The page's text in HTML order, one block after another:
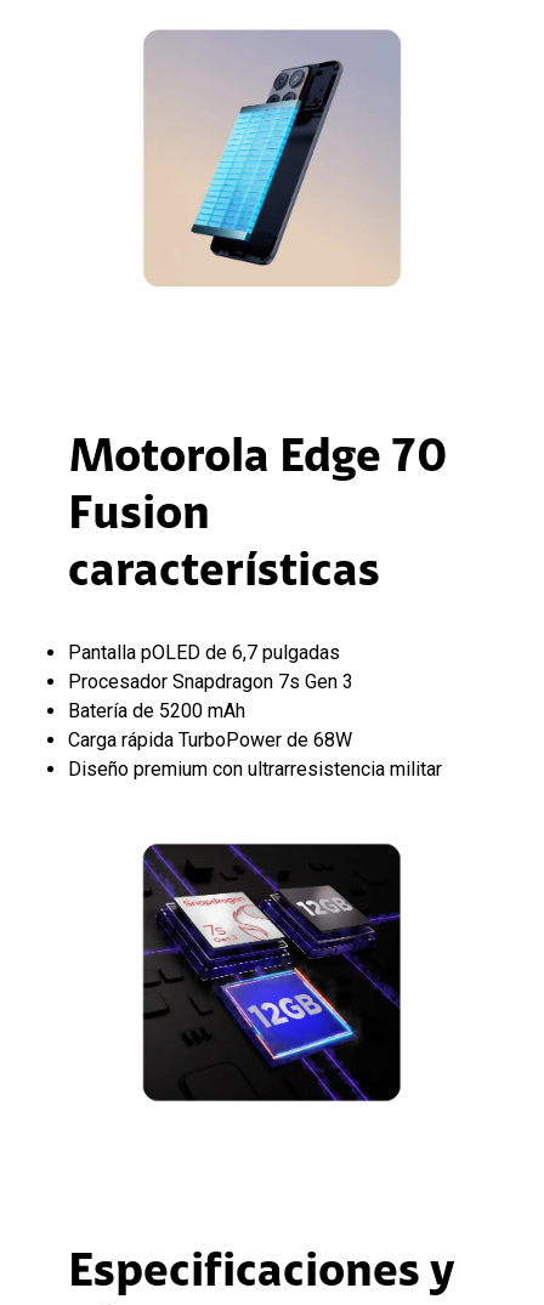
Motorola Edge 70
Fusion
características
Pantalla pOLED de 6,7 pulgadas
Procesador Snapdragon 7s Gen 3
Batería de 5200 mAh
Carga rápida TurboPower de 68W
Diseño premium con ultrarresistencia militar
Especificaciones y